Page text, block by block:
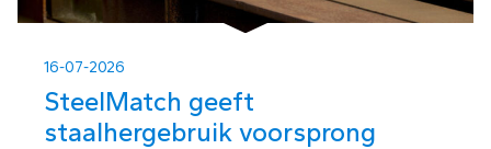
16-07-2026
SteelMatch geeft
staalhergebruik voorsprong